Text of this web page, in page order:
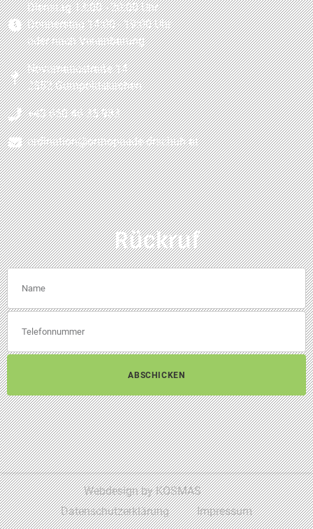
Dienstag 13:00 - 20:00 Uhr
Donnerstag 14:00 - 19:00 Uhr
oder nach Vereinbarung
Novomaticstraße 14
2352 Gumpoldskirchen
+43 650 46 35 983
ordination@orthopaede-drschuh.at
Rückruf
ABSCHICKEN
Webdesign by KOSMAS
Datenschutzerklärung
Impressum